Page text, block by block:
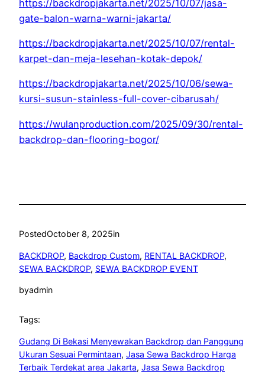
https://backdropjakarta.net/2025/10/07/jasa-
gate-balon-warna-warni-jakarta/
https://backdropjakarta.net/2025/10/07/rental-
karpet-dan-meja-lesehan-kotak-depok/
https://backdropjakarta.net/2025/10/06/sewa-
kursi-susun-stainless-full-cover-cibarusah/
https://wulanproduction.com/2025/09/30/rental-
backdrop-dan-flooring-bogor/
PostedOctober 8, 2025in
BACKDROP, Backdrop Custom, RENTAL BACKDROP
SEWA BACKDROP, SEWA BACKDROP EVENT
byadmin
Tags:
Gudang Di Bekasi Menyewakan Backdrop dan Panggung
Ukuran Sesuai Permintaan, Jasa Sewa Backdrop Harga
Terbaik Terdekat area Jakarta, Jasa Sewa Backdrop